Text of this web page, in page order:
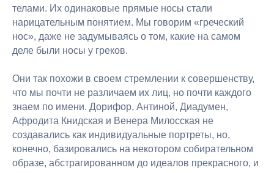
телами. Их одинаковые прямые носы стали
нарицательным понятием. Мы говорим «греческий
нос», даже не задумываясь о том, какие на самом
деле были носы у греков.
Они так похожи в своем стремлении к совершенству,
что мы почти не различаем их лиц, но почти каждого
знаем по имени. Дорифор, Антиной, Диадумен,
Афродита Книдская и Венера Милосская не
создавались как индивидуальные портреты, но,
конечно, базировались на некотором собирательном
образе, абстрагированном до идеалов прекрасного, и